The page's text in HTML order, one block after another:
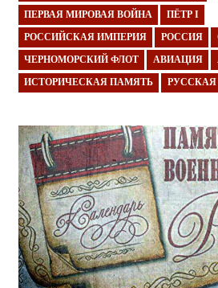
ПЕРВАЯ МИРОВАЯ ВОЙНА ПЁТР I
РОССИЙСКАЯ ИМПЕРИЯ РОССИЯ
ЧЕРНОМОРСКИЙ ФЛОТ АВИАЦИЯ
ИСТОРИЧЕСКАЯ ПАМЯТЬ